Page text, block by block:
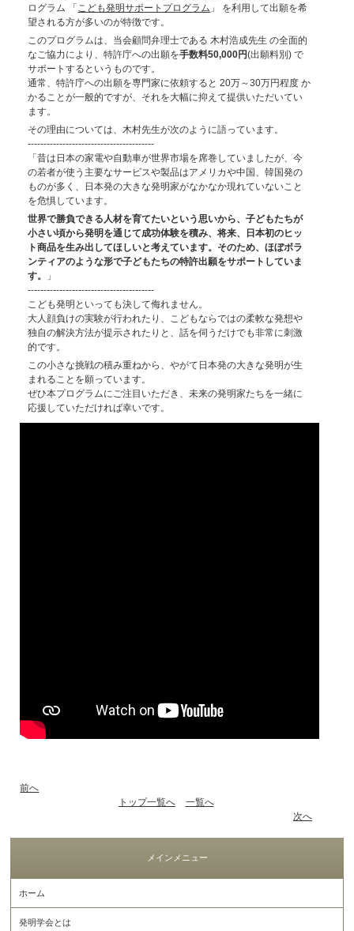
ログラム 「こども発明サポートプログラム 」 を利用して出願を希
望される方が多いのが特徴です。
このプログラムは、当会顧問弁理士である 木村浩成先生 の全面的
なご協力により、特許庁への出願を手数料50,000円(出願料別) で
サポートするというものです。
通常、特許庁への出願を専門家に依頼すると 20万～30万円程度 か
かることが一般的ですが、それを大幅に抑えて提供いただいてい
ます。
その理由については、木村先生が次のように語っています。
----------------------------------------
「昔は日本の家電や自動車が世界市場を席巻していましたが、今
の若者が使う主要なサービスや製品はアメリカや中国、韓国発の
ものが多く、日本発の大きな発明家がなかなか現れていないこと
を危惧しています。
世界で勝負できる人材を育てたいという思いから、子どもたちが
小さい頃から発明を通じて成功体験を積み、将来、日本初のヒッ
ト商品を生み出してほしいと考えています。そのため、ほぼボラ
ンティアのような形で子どもたちの特許出願をサポートしていま
す。
」
----------------------------------------
こども発明といっても決して侮れません。
大人顔負けの実験が行われたり、こどもならではの柔軟な発想や
独自の解決方法が提示されたりと、話を伺うだけでも非常に刺激
的です。
この小さな挑戦の積み重ねから、やがて日本発の大きな発明が生
まれることを願っています。
ぜひ本プログラムにご注目いただき、未来の発明家たちを一緒に
応援していただければ幸いです。
前へ
トップ一覧へ
一覧へ
次へ
メインメニュー
ホーム
発明学会とは